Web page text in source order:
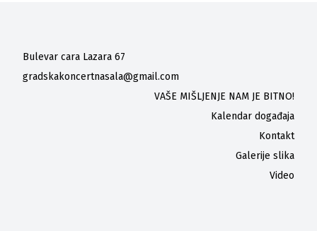
Bulevar cara Lazara 67
gradskakoncertnasala@gmail.com
VAŠE MIŠLJENJE NAM JE BITNO!
Kalendar događaja
Kontakt
Galerije slika
Video